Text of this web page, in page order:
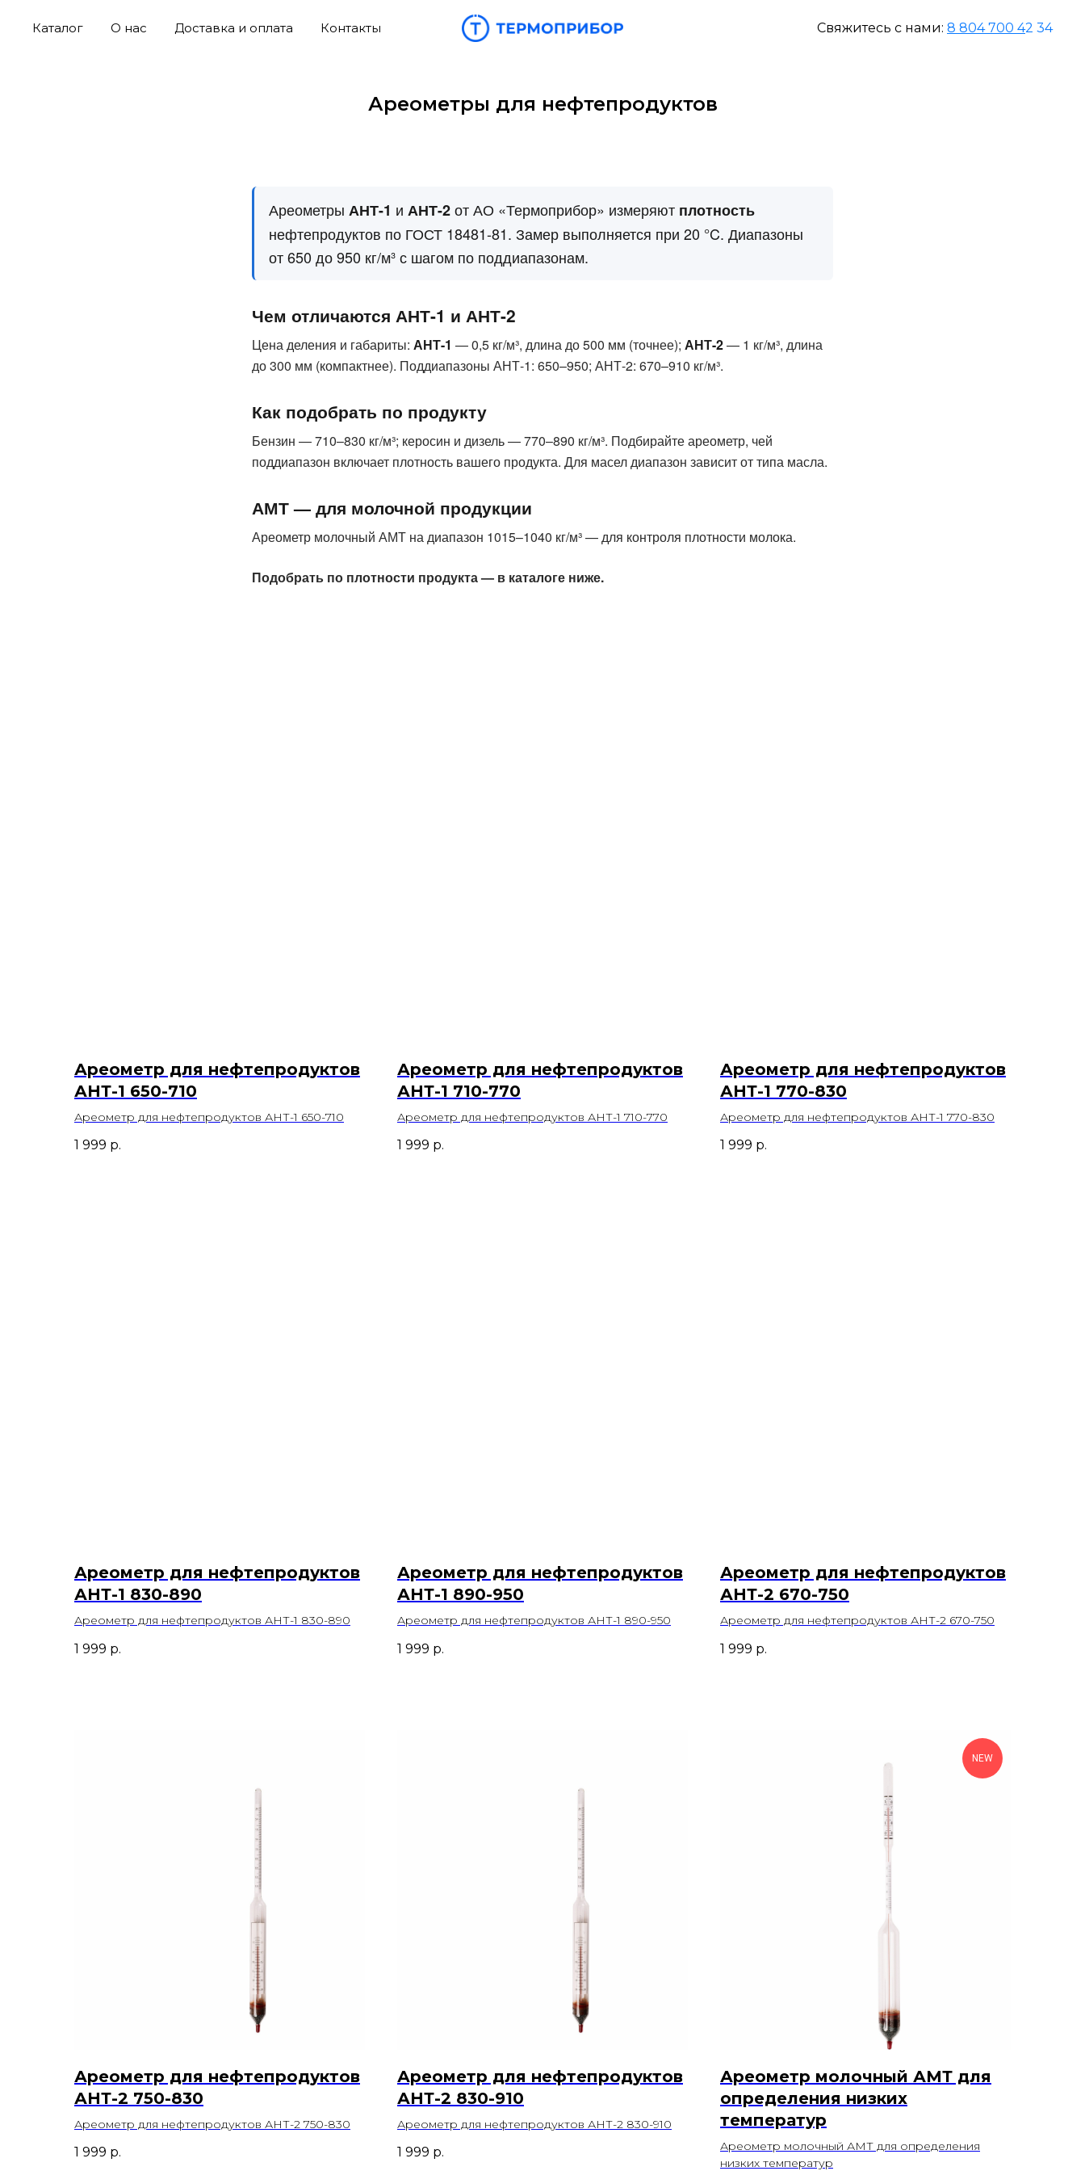
Каталог О нас Доставка и оплата Контакты Свяжитесь с нами: 8 804 700 42 34
Ареометры для нефтепродуктов
Ареометры АНТ-1 и АНТ-2от АО «Термоприбор» измеряют плотность
нефтепродуктов по ГОСТ 18481-81. Замер выполняется при 20 °C. Диапазоны
от 650 до 950 кг/м³ с шагом по поддиапазонам.
Чем отличаются АНТ-1 и АНТ-2
Цена деления и габариты: АНТ-1 — 0,5 кг/м³, длина до 500 мм (точнее); АНТ-2— 1 кг/м³, длина
до 300 мм (компактнее). Поддиапазоны АНТ-1: 650–950; АНТ-2: 670–910 кг/м³.
Как подобрать по продукту
Бензин — 710–830 кг/м³; керосин и дизель — 770–890 кг/м³. Подбирайте ареометр, чей
поддиапазон включает плотность вашего продукта. Для масел диапазон зависит от типа масла.
АМТ — для молочной продукции
Ареометр молочный АМТ на диапазон 1015–1040 кг/м³ — для контроля плотности молока.
Подобрать по плотности продукта — в каталоге ниже.
Ареометр для нефтепродуктов
АНТ-1 650-710
Ареометр для нефтепродуктов АНТ-1 650-710
1 999 р.
Ареометр для нефтепродуктов
АНТ-1 710-770
Ареометр для нефтепродуктов АНТ-1 710-770
1 999 р.
Ареометр для нефтепродуктов
АНТ-1 770-830
Ареометр для нефтепродуктов АНТ-1 770-830
1 999 р.
Ареометр для нефтепродуктов
АНТ-1 830-890
Ареометр для нефтепродуктов АНТ-1 830-890
1 999 р.
Ареометр для нефтепродуктов
АНТ-1 890-950
Ареометр для нефтепродуктов АНТ-1 890-950
1 999 р.
Ареометр для нефтепродуктов
АНТ-2 670-750
Ареометр для нефтепродуктов АНТ-2 670-750
1 999 р.
Ареометр для нефтепродуктов
АНТ-2 750-830
Ареометр для нефтепродуктов АНТ-2 750-830
1 999 р.
Ареометр для нефтепродуктов
АНТ-2 830-910
Ареометр для нефтепродуктов АНТ-2 830-910
1 999 р.
NEW
Ареометр молочный АМТ для
определения низких
температур
Ареометр молочный АМТ для определения
низких температур